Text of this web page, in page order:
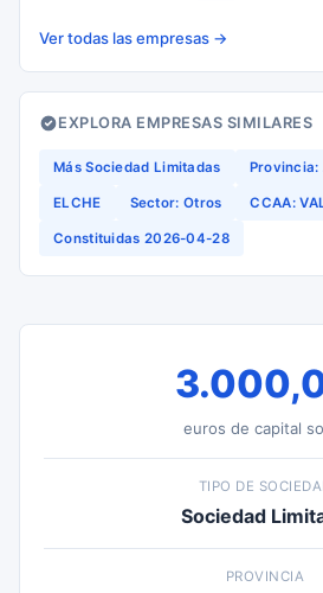
Ver todas las empresas →
EXPLORA EMPRESAS SIMILARES
Más Sociedad Limitadas Provincia:
ELCHE Sector: Otros CCAA:
Constituidas 2026-04-28
euros de capital
TIPO DE
Sociedad
PROVINCIA